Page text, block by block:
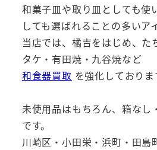
和菓子皿や取り皿としても使
しても選ばれることの多いア
当店では、橘吉をはじめ、た
タケ・有田焼・九谷焼など
和食器買取 を強化しておりま
未使用品はもちろん、箱なし
です。
川崎区・小田栄・浜町・田島